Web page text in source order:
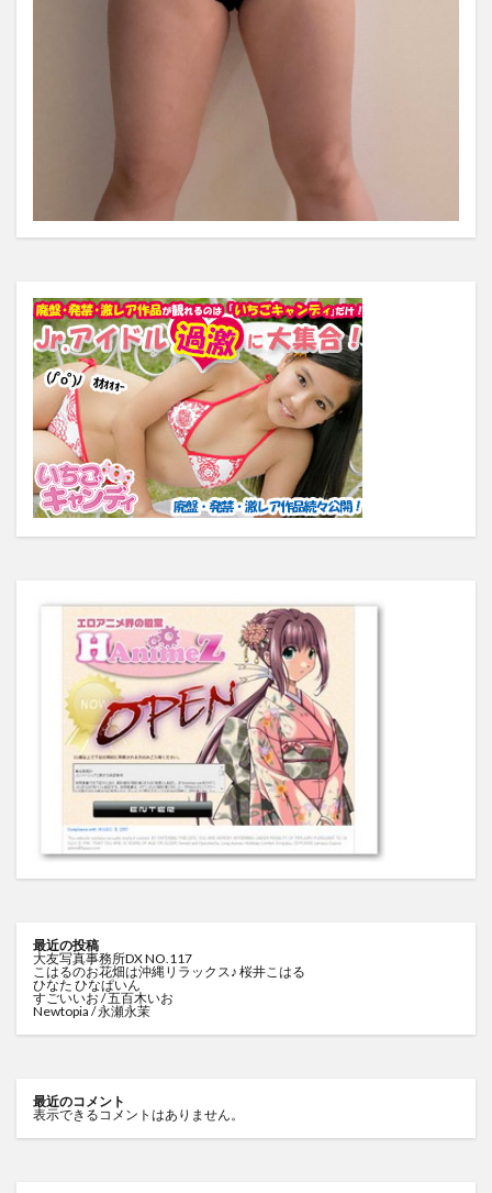
最近の投稿
大友写真事務所DX NO.117
こはるのお花畑は沖縄リラックス♪ 桜井こはる
ひなた ひなぱいん
すごいいお / 五百木いお
Newtopia / 永瀬永茉
最近のコメント
表示できるコメントはありません。